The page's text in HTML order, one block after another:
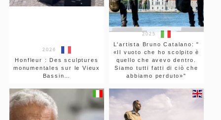
2026
Honfleur : Des sculptures
monumentales sur le Vieux
Bassin…
2025
L'artista Bruno Catalano: "
«Il vuoto che ho scolpito è
quello che avevo dentro.
Siamo tutti fatti di ciò che
abbiamo perduto»"